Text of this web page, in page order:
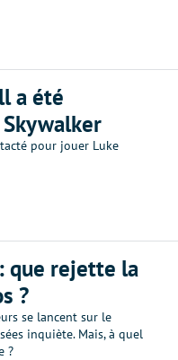
a été
pour jouer Luke
que rejette la
?
se lancent sur le
inquiète. Mais, à quel
?